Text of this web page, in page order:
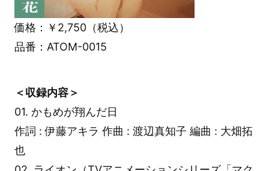
価格：￥2,750（税込）
品番：ATOM-0015
＜収録内容＞
01. かもめが翔んだ日
作詞 : 伊藤アキラ 作曲 : 渡辺真知子 編曲 : 大畑拓
也